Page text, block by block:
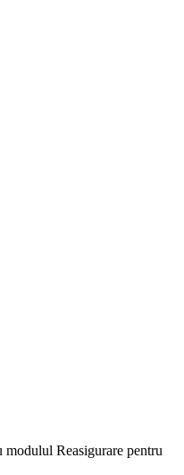
modulul Reasigurare pentru